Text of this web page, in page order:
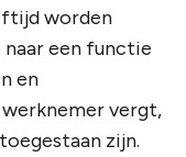
worden
een functie
en
vergt,
zijn.